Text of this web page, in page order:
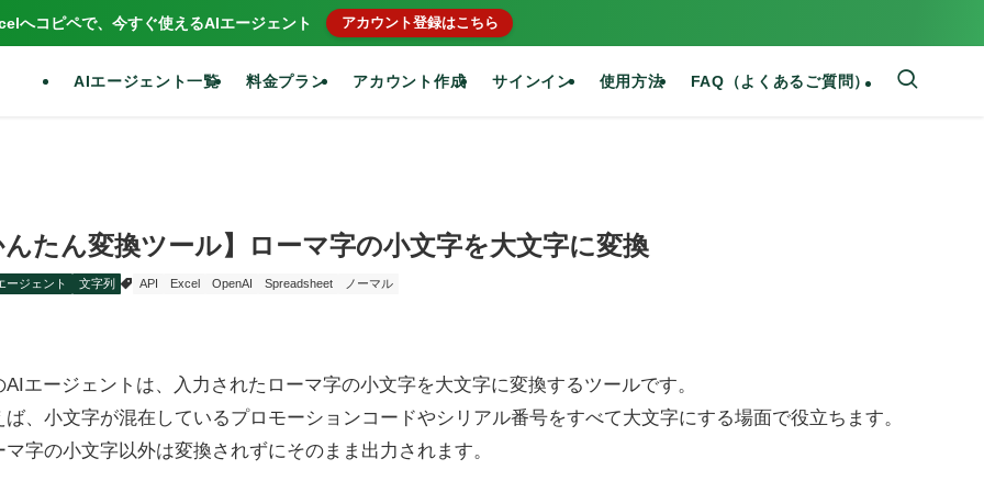
へコピペで、今すぐ使えるAIエージェント アカウント登録はこちら
AIエージェント一覧 料金プラン アカウント作成 サインイン 使用方法 FAQ（よくあるご質問）
たん変換ツール】ローマ字の小文字を大文字に変換
ージェント 文字列 API Excel OpenAI Spreadsheet ノーマル
AIエージェントは、入力されたローマ字の小文字を大文字に変換するツールです。
ば、小文字が混在しているプロモーションコードやシリアル番号をすべて大文字にする場面で役立ちます。
マ字の小文字以外は変換されずにそのまま出力されます。